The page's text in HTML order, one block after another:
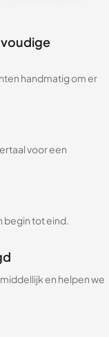
handmatig om er
voor een
begin tot eind.
en helpen we